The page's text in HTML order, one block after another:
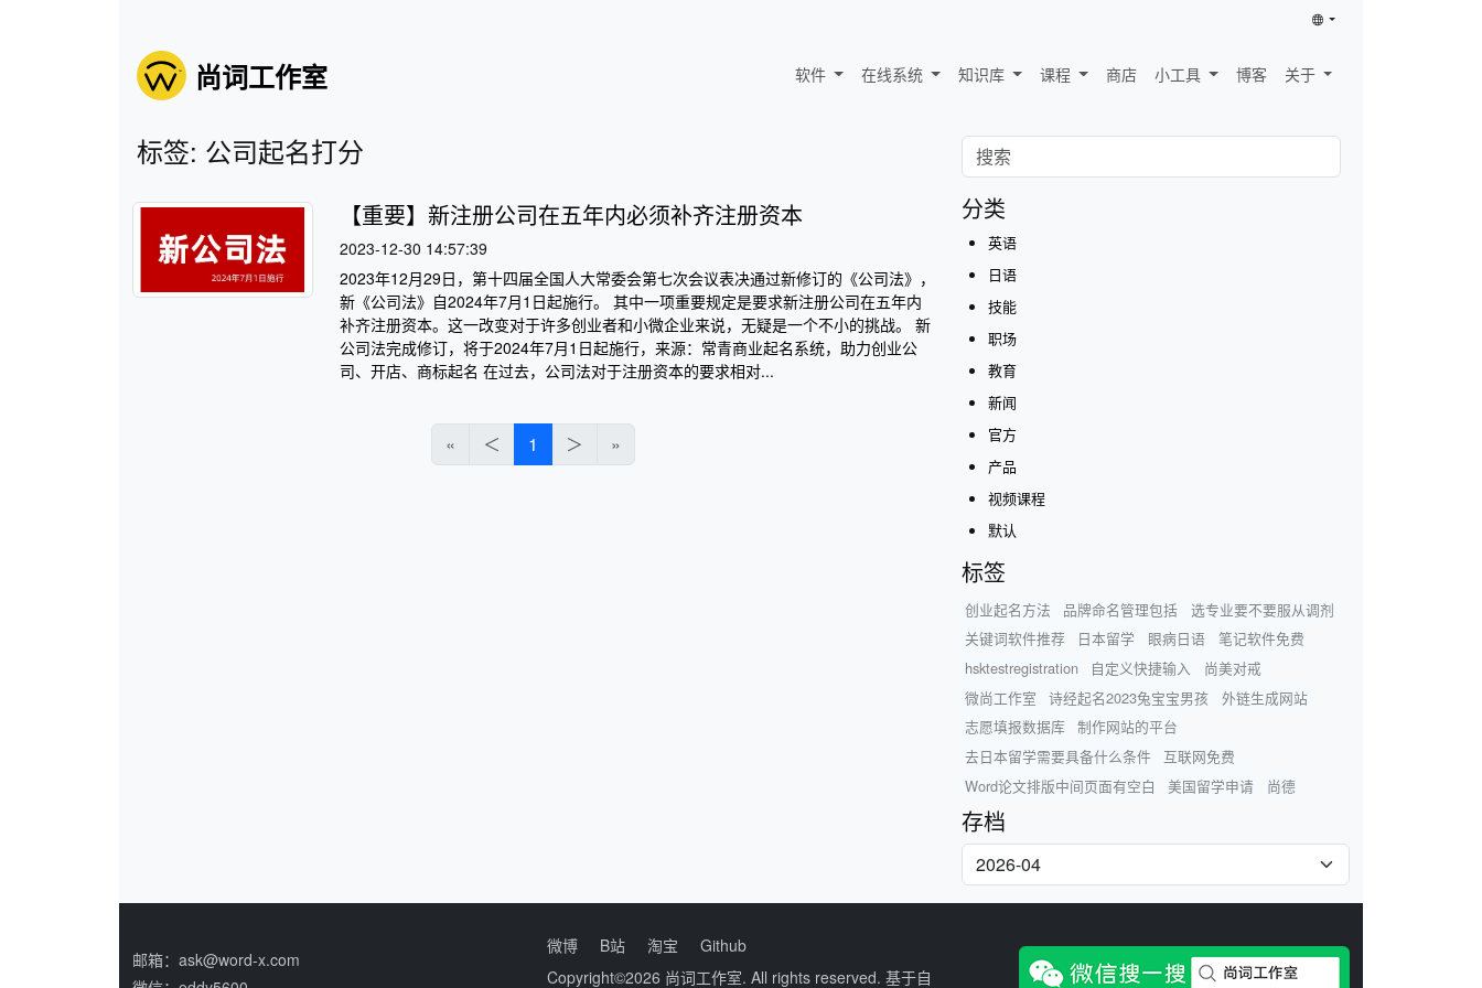
尚词工作室 软件 在线系统 知识库 课程 商店 小工具 博客 关于
标签: 公司起名打分
【重要】新注册公司在五年内必须补齐注册资本
2023-12-30 14:57:39
2023年12月29日，第十四届全国人大常委会第七次会议表决通过新修订的《公司法》，
新《公司法》自2024年7月1日起施行。 其中一项重要规定是要求新注册公司在五年内
补齐注册资本。这一改变对于许多创业者和小微企业来说，无疑是一个不小的挑战。 新
公司法完成修订，将于2024年7月1日起施行，来源：常青商业起名系统，助力创业公
司、开店、商标起名 在过去，公司法对于注册资本的要求相对...
« ＜ 1 ＞ »
分类
英语
日语
技能
职场
教育
新闻
官方
产品
视频课程
默认
标签
创业起名方法 品牌命名管理包括
选专业要不要服从调剂
关键词软件推荐
日本留学 眼病日语
笔记软件免费
hsktestregistration
自定义快捷输入
尚美对戒
微尚工作室
诗经起名2023兔宝宝男孩
外链生成网站
志愿填报数据库
制作网站的平台
去日本留学需要具备什么条件
互联网免费
Word论文排版中间页面有空白
美国留学申请 尚德
存档
邮箱：ask@word-x.com
微博 B站 淘宝
Github
Copyright©2026 尚词工作室. All rights reserved. 基于自